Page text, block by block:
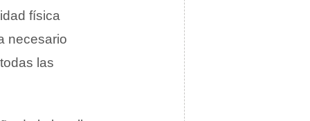
física
necesario
las